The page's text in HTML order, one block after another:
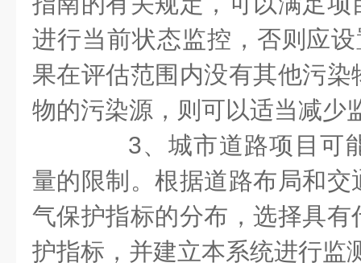
进行当前状态监控，否则应
果在评估范围内没有其他污
物的污染源，则可以适当减少
3、城市道路项目可
量的限制。根据道路布局和
气保护指标的分布，选择具
护指标，并建立本系统进行监